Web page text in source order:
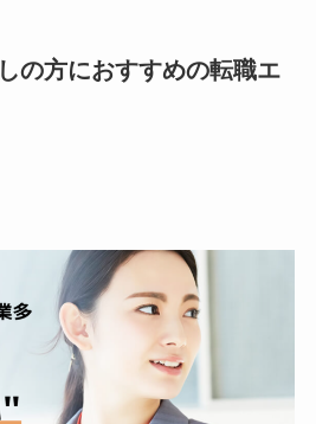
の方におすすめの転職エ